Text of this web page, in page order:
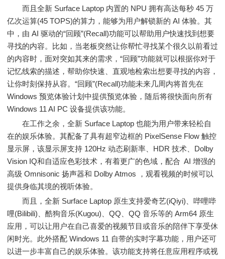
而且全新 Surface Laptop 内置的 NPU 拥有高达每秒 45 万
亿次运算(45 TOPS)的算力，能够为用户解锁新的 AI 体验。其
中，由 AI 驱动的“回顾”(Recall)功能可以帮助用户快速找到想要
寻找的内容。比如，当老板突然让你帮忙寻找某个很久以前看过
的内容时，面对突如其来的需求，“回顾”功能就可以根据你对于
记忆线索的描述，帮助你快速、直观地检索出想要寻找的内容，
让你时刻保持从容。“回顾”(Recall)功能未来几周内将首先在
Windows 预览体验计划中提供预览体验，随后将很快面向所有
Windows 11 AI PC 设备提供该功能。
在工作之余，全新 Surface Laptop 也能为用户带来轻松自
在的娱乐体验。其配备了具有超窄边框的 PixelSense Flow 触控
显示屏，该显示屏支持 120Hz 动态刷新率、HDR 技术、Dolby
Vision IQ和自适应色彩技术，有着更广的色域，配合 AI 增强的
高级 Omnisonic 扬声器和 Dolby Atmos ，观看视频的时候可以
提供身临其境的视听体验。
而且，全新 Surface Laptop 原生支持爱奇艺(iQiyi)、哔哩哔
哩(Bilibili)、酷狗音乐(Kugou)、QQ、QQ 音乐等的 Arm64 原生
应用，可以让用户在自己喜爱的视频节目或音乐的陪伴下享受休
闲时光。此外搭配 Windows 11 自带的实时字幕功能，用户还可
以进一步丰富自己的娱乐体验。该功能支持将任意应用程序或视